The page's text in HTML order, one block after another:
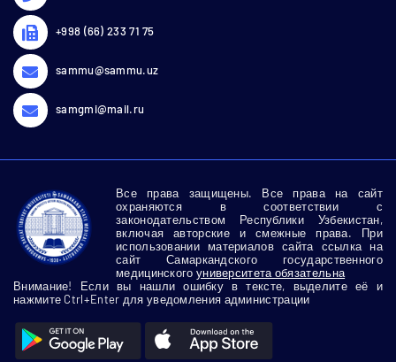
+998 (66) 233 71 75
sammu@sammu.uz
samgmi@mail.ru
Все права защищены. Все права на сайт
охраняются в соответствии с
законодательством Республики Узбекистан,
включая авторские и смежные права. При
использовании материалов сайта ссылка на
сайт Самаркандского государственного
медицинского университета обязательна
Внимание! Если вы нашли ошибку в тексте, выделите её и
нажмите Ctrl+Enter для уведомления администрации